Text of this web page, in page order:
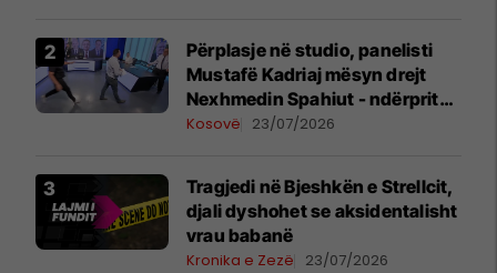
Përplasje në studio, panelisti
Mustafë Kadriaj mësyn drejt
Nexhmedin Spahiut - ndërpritet
transmetimi
Kosovë 23/07/2026
Tragjedi në Bjeshkën e Strellcit,
djali dyshohet se aksidentalisht
vrau babanë
Kronika e Zezë 23/07/2026